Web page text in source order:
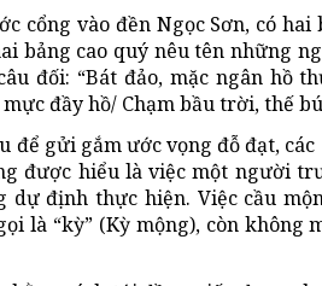
cổng vào đền Ngọc Sơn, có
bảng cao quý nêu tên những
đối: “Bát đảo, mặc ngân hồ
đầy hồ/ Chạm bầu trời, thế
để gửi gắm ước vọng đỗ đạt,
được hiểu là việc một người
dự định thực hiện. Việc cầu
là “kỳ” (Kỳ mộng), còn